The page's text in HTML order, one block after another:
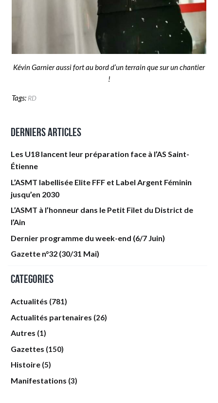
Kévin Garnier aussi fort au bord d’un terrain que sur un chantier
!
Tags: RD
Derniers articles
Les U18 lancent leur préparation face à l’AS Saint-
Étienne
L’ASMT labellisée Elite FFF et Label Argent Féminin
jusqu’en 2030
L’ASMT à l’honneur dans le Petit Filet du District de
l’Ain
Dernier programme du week-end (6/7 Juin)
Gazette n°32 (30/31 Mai)
Categories
Actualités (781)
Actualités partenaires (26)
Autres (1)
Gazettes (150)
Histoire (5)
Manifestations (3)